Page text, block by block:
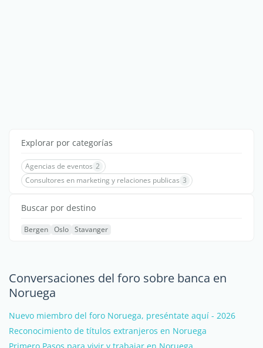
Explorar por categorías
Agencias de eventos 2
Consultores en marketing y relaciones publicas 3
Buscar por destino
Bergen Oslo Stavanger
Conversaciones del foro sobre banca en
Noruega
Nuevo miembro del foro Noruega, preséntate aquí - 2026
Reconocimiento de títulos extranjeros en Noruega